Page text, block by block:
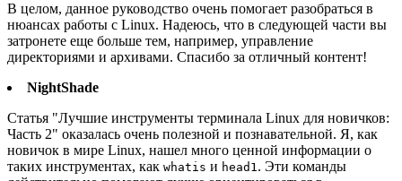
В целом, данное руководство очень помогает разобраться в
нюансах работы с Linux. Надеюсь, что в следующей части вы
затронете еще больше тем, например, управление
директориями и архивами. Спасибо за отличный контент!
NightShade
Статья "Лучшие инструменты терминала Linux для новичков:
Часть 2" оказалась очень полезной и познавательной. Я, как
новичок в мире Linux, нашел много ценной информации о
таких инструментах, как whatis и head1. Эти команды